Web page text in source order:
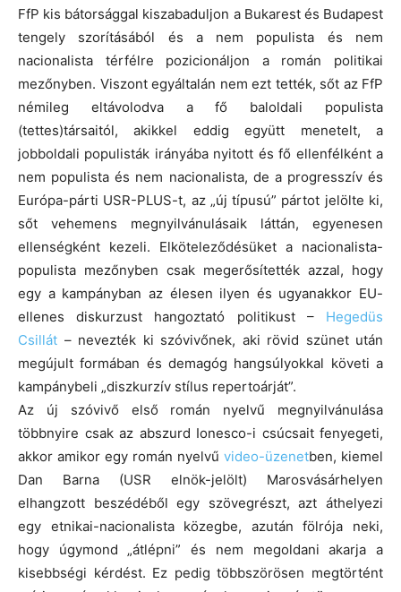
FfP kis bátorsággal kiszabaduljon a Bukarest és Budapest
tengely szorításából és a nem populista és nem
nacionalista térfélre pozicionáljon a román politikai
mezőnyben. Viszont egyáltalán nem ezt tették, sőt az FfP
némileg eltávolodva a fő baloldali populista
(tettes)társaitól, akikkel eddig együtt menetelt, a
jobboldali populisták irányába nyitott és fő ellenfélként a
nem populista és nem nacionalista, de a progresszív és
Európa-párti USR-PLUS-t, az „új típusú” pártot jelölte ki,
sőt vehemens megnyilvánulásaik láttán, egyenesen
ellenségként kezeli. Elköteleződésüket a nacionalista-
populista mezőnyben csak megerősítették azzal, hogy
egy a kampányban az élesen ilyen és ugyanakkor EU-
ellenes diskurzust hangoztató politikust – Hegedüs
Csillát – nevezték ki szóvivőnek, aki rövid szünet után
megújult formában és demagóg hangsúlyokkal követi a
kampánybeli „diszkurzív stílus repertoárját”.
Az új szóvivő első román nyelvű megnyilvánulása
többnyire csak az abszurd Ionesco-i csúcsait fenyegeti,
akkor amikor egy román nyelvű video-üzenetben, kiemel
Dan Barna (USR elnök-jelölt) Marosvásárhelyen
elhangzott beszédéből egy szövegrészt, azt áthelyezi
egy etnikai-nacionalista közegbe, azután fölrója neki,
hogy úgymond „átlépni” és nem megoldani akarja a
kisebbségi kérdést. Ez pedig többszörösen megtörtént